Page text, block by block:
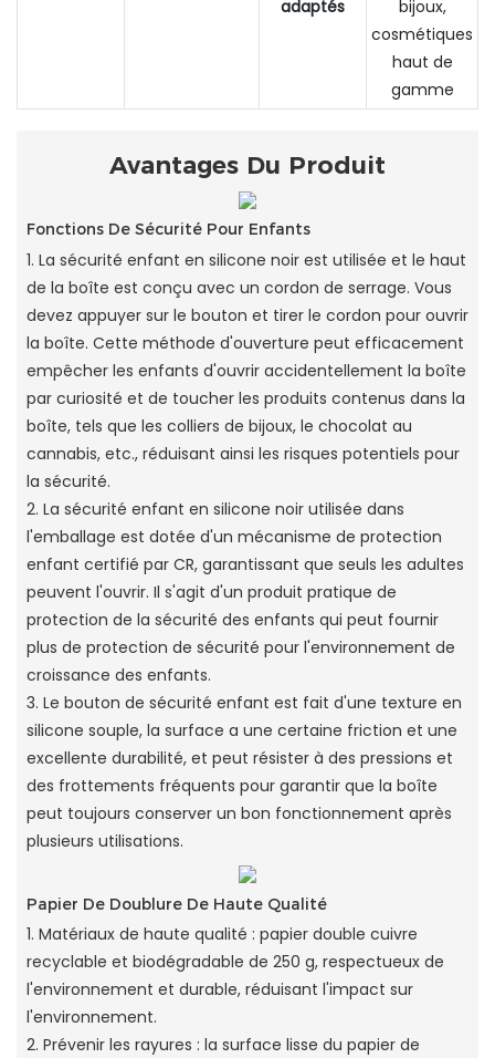
adaptés
bijoux,
cosmétiques
haut de
gamme
Avantages Du Produit
Fonctions De Sécurité Pour Enfants
1. La sécurité enfant en silicone noir est utilisée et le haut
de la boîte est conçu avec un cordon de serrage. Vous
devez appuyer sur le bouton et tirer le cordon pour ouvrir
la boîte. Cette méthode d'ouverture peut efficacement
empêcher les enfants d'ouvrir accidentellement la boîte
par curiosité et de toucher les produits contenus dans la
boîte, tels que les colliers de bijoux, le chocolat au
cannabis, etc., réduisant ainsi les risques potentiels pour
la sécurité.
2. La sécurité enfant en silicone noir utilisée dans
l'emballage est dotée d'un mécanisme de protection
enfant certifié par CR, garantissant que seuls les adultes
peuvent l'ouvrir. Il s'agit d'un produit pratique de
protection de la sécurité des enfants qui peut fournir
plus de protection de sécurité pour l'environnement de
croissance des enfants.
3. Le bouton de sécurité enfant est fait d'une texture en
silicone souple, la surface a une certaine friction et une
excellente durabilité, et peut résister à des pressions et
des frottements fréquents pour garantir que la boîte
peut toujours conserver un bon fonctionnement après
plusieurs utilisations.
Papier De Doublure De Haute Qualité
1. Matériaux de haute qualité : papier double cuivre
recyclable et biodégradable de 250 g, respectueux de
l'environnement et durable, réduisant l'impact sur
l'environnement.
2. Prévenir les rayures : la surface lisse du papier de